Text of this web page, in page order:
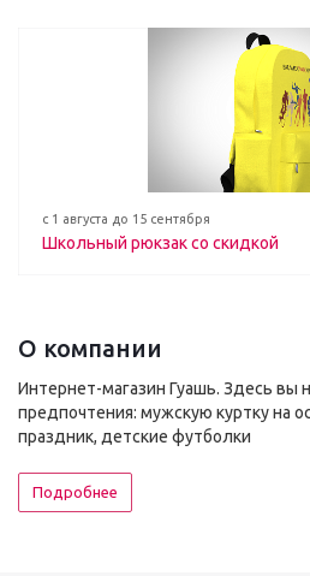
с 1 августа до 15 сентября
Школьный рюкзак со скидкой
О компании
Интернет-магазин Гуашь. Здесь вы
предпочтения: мужскую куртку на
праздник, детские футболки
Подробнее